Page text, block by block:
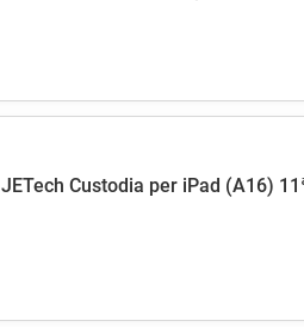
JETech Custodia per iPad (A16)